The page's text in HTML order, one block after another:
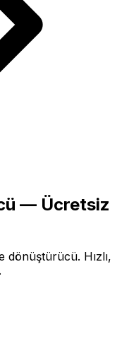
— Ücretsiz
dönüştürücü. Hızlı,